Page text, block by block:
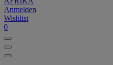
Anmelden
Wishlist
0